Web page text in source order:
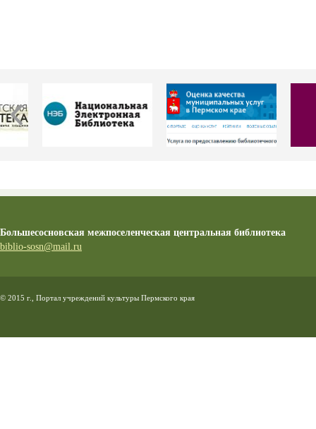
Большесосновская межпоселенческая центральная библиотека
biblio-sosn@mail.ru
© 2015 г., Портал учреждений культуры Пермского края